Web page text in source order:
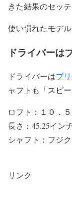
きた結果のセッ
使い慣れたモデ
ドライバーは
ドライバーはブ
ャフトも「スピ
ロフト：１０．
長さ：45.25イン
シャフト：フジ
リンク